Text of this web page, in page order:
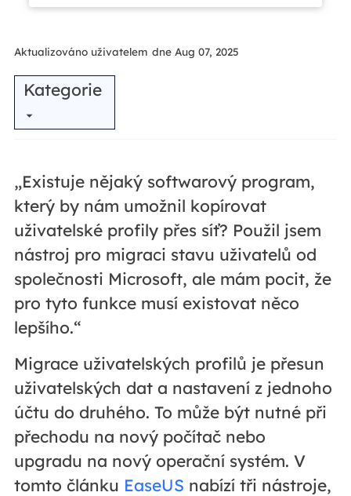
Aktualizováno uživatelem dne Aug 07, 2025
Kategorie
„Existuje nějaký softwarový program,
který by nám umožnil kopírovat
uživatelské profily přes síť? Použil jsem
nástroj pro migraci stavu uživatelů od
společnosti Microsoft, ale mám pocit, že
pro tyto funkce musí existovat něco
lepšího.“
Migrace uživatelských profilů je přesun
uživatelských dat a nastavení z jednoho
účtu do druhého. To může být nutné při
přechodu na nový počítač nebo
upgradu na nový operační systém. V
tomto článku EaseUS nabízí tři nástroje,